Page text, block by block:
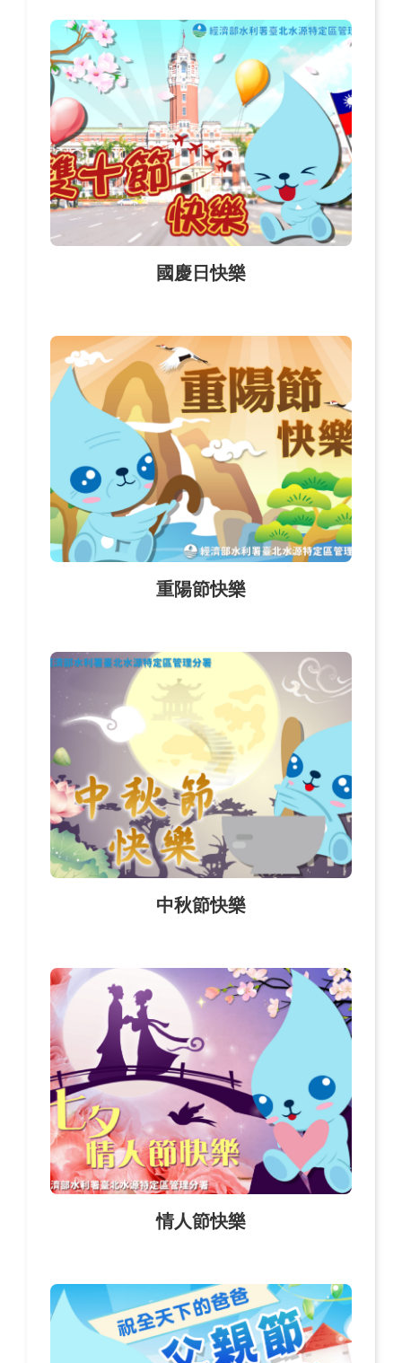
國慶日快樂
重陽節快樂
中秋節快樂
情人節快樂